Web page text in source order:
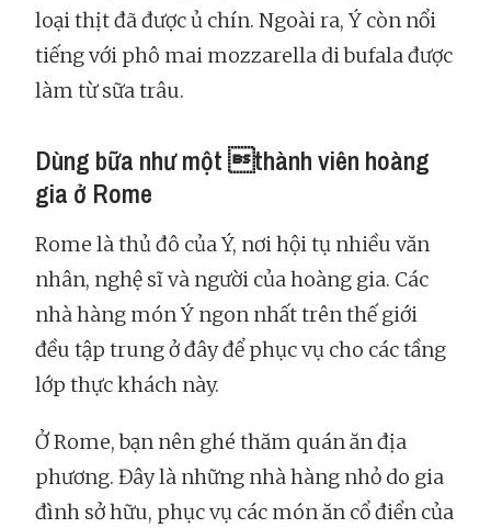
loại thịt đã được ủ chín. Ngoài ra, Ý còn nổi
tiếng với phô mai mozzarella di bufala được
làm từ sữa trâu.
Dùng bữa như một thành viên hoàng
gia ở Rome
Rome là thủ đô của Ý, nơi hội tụ nhiều văn
nhân, nghệ sĩ và người của hoàng gia. Các
nhà hàng món Ý ngon nhất trên thế giới
đều tập trung ở đây để phục vụ cho các tầng
lớp thực khách này.
Ở Rome, bạn nên ghé thăm quán ăn địa
phương. Đây là những nhà hàng nhỏ do gia
đình sở hữu, phục vụ các món ăn cổ điển của